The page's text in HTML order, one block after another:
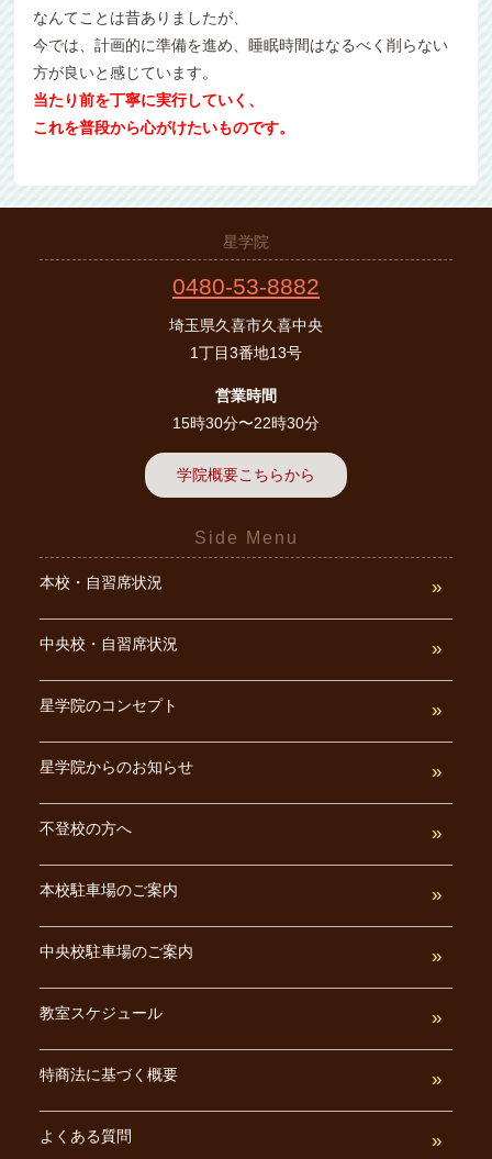
なんてことは昔ありましたが、
今では、計画的に準備を進め、睡眠時間はなるべく削らない
方が良いと感じています。
当たり前を丁寧に実行していく、
これを普段から心がけたいものです。
星学院
0480-53-8882
埼玉県久喜市久喜中央
1丁目3番地13号
営業時間
15時30分〜22時30分
学院概要こちらから
Side Menu
本校・自習席状況
中央校・自習席状況
星学院のコンセプト
星学院からのお知らせ
不登校の方へ
本校駐車場のご案内
中央校駐車場のご案内
教室スケジュール
特商法に基づく概要
よくある質問